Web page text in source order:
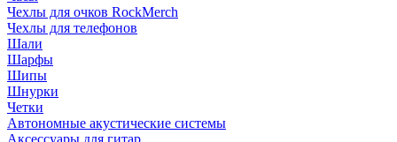
Чехлы для очков RockMerch
Чехлы для телефонов
Шали
Шарфы
Шипы
Шнурки
Четки
Автономные акустические системы
Аксессуары для гитар